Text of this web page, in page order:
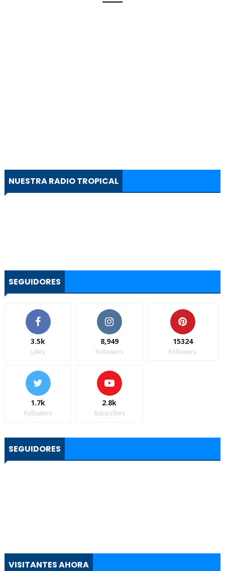
NUESTRA RADIO TROPICAL
SEGUIDORES
3.5k
Likes
8,949
Followers
15324
Followers
1.7k
Followers
2.8k
Subscribes
SEGUIDORES
VISITANTES AHORA